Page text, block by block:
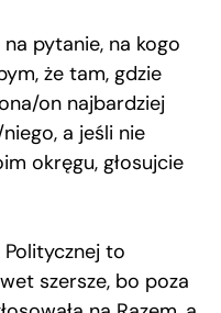
pytanie, na kogo
że tam, gdzie
on najbardziej
a jeśli nie
okręgu, głosujcie
to
szersze, bo poza